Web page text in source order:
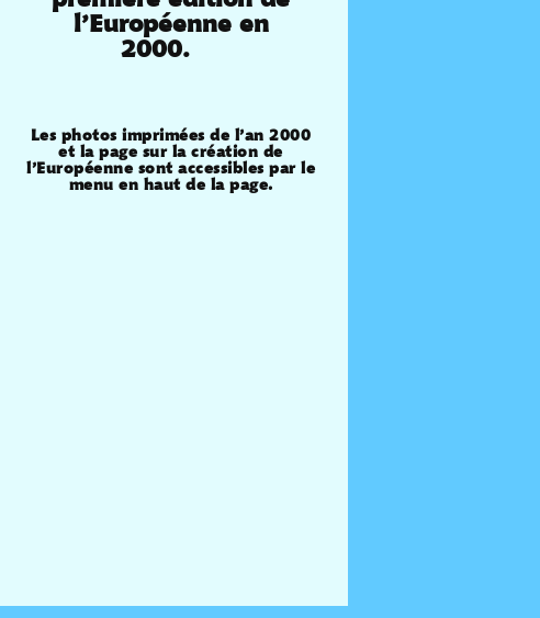
l’Européenne en
2000.
Les photos imprimées de l’an 2000
et la page sur la création de
l’Européenne sont accessibles par le
menu en haut de la page.